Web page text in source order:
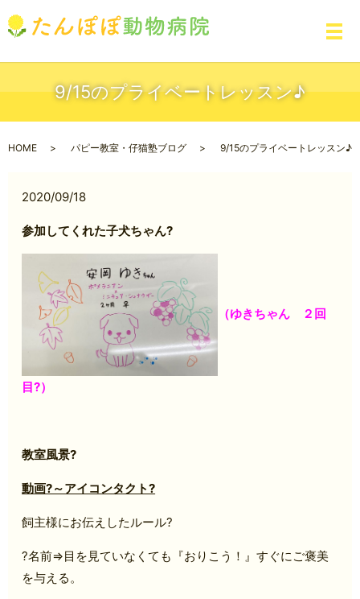
メ
9/15のプライベートレッスン♪
HOME パピー教室・仔猫塾ブログ 9/15のプライベートレッスン♪
2020/09/18
参加してくれた子犬ちゃん?
（ゆきちゃん ２回
目?）
教室風景?
動画?～アイコンタクト?
飼主様にお伝えしたルール?
?名前⇒目を見ていなくても『おりこう！』すぐにご褒美
を与える。